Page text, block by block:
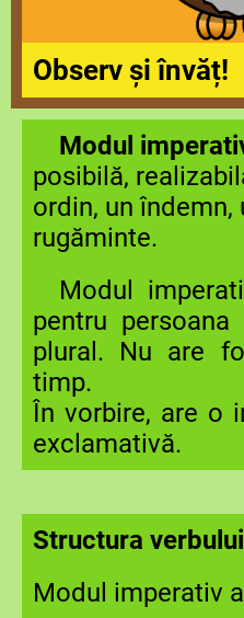
Observ și învăț!
Modul
posibilă,
ordin, un îndemn,
rugăminte.
Modul
pentru
plural. Nu are
timp.
În vorbire, are o
exclamativă.
Structura
Modul imperativ